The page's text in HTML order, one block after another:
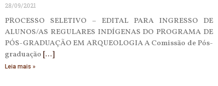
28/09/2021
PROCESSO SELETIVO – EDITAL PARA INGRESSO DE
ALUNOS/AS REGULARES INDÍGENAS DO PROGRAMA DE
PÓS-GRADUAÇÃO EM ARQUEOLOGIA A Comissão de Pós-
graduação
Leia mais »